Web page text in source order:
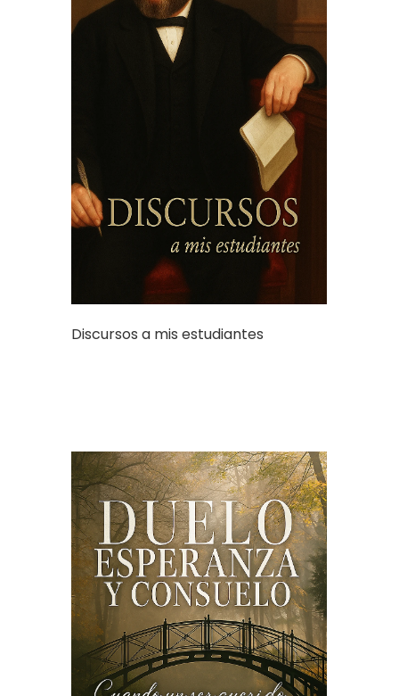
Discursos a mis estudiantes